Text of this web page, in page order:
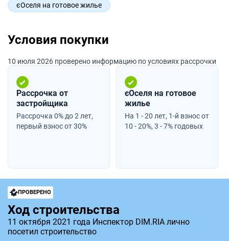
єОселя на готовое жилье
Условия покупки
10 июля 2026 проверено информацию по условиях рассрочки
Рассрочка от
застройщика
Рассрочка 0% до 2 лет,
первый взнос от 30%
єОселя на готовое
жилье
На 1 - 20 лет, 1-й взнос от
10 - 20%, 3 - 7% годовых
ПРОВЕРЕНО
Ход строительства
11 октября 2021 года Инспектор DIM.RIA лично
посетил строительство